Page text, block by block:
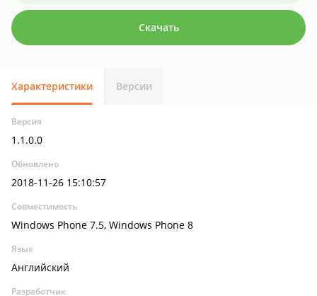
Скачать
Характеристики Версии
Версия
1.1.0.0
Обновлено
2018-11-26 15:10:57
Совместимость
Windows Phone 7.5, Windows Phone 8
Язык
Английский
Разработчик